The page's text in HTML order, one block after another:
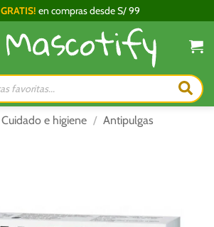
GRATIS! en compras desde S/ 99
Cuidado e higiene / Antipulgas